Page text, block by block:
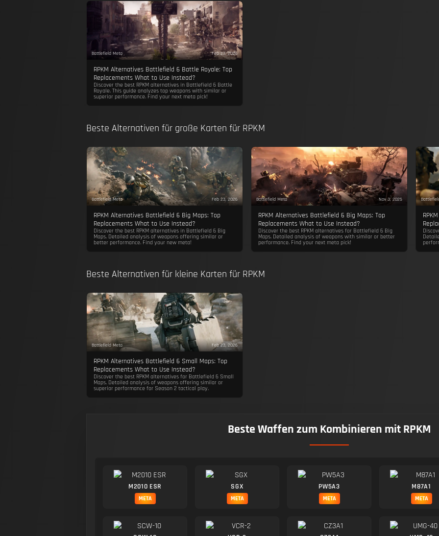
Battlefield Meta Feb 23, 2026
RPKM Alternatives Battlefield 6 Battle Royale: Top
Replacements What to Use Instead?
Discover the best RPKM alternatives in Battlefield 6 Battle
Royale. This guide analyzes top weapons with similar or
superior performance. Find your next meta pick!
Beste Alternativen für große Karten für RPKM
Battlefield Meta Feb 23, 2026
RPKM Alternatives Battlefield 6 Big Maps: Top
Replacements What to Use Instead?
Discover the best RPKM alternatives in Battlefield 6 Big
Maps. Detailed analysis of weapons offering similar or
better performance. Find your new meta!
Battlefield Meta Nov 3, 2025
RPKM Alternatives Battlefield 6 Big Maps: Top
Replacements What to Use Instead?
Discover the best RPKM alternatives for Battlefield 6 Big
Maps. Detailed analysis of weapons with similar or better
performance. Find your next meta pick!
Beste Alternativen für kleine Karten für RPKM
Battlefield Meta Feb 23, 2026
RPKM Alternatives Battlefield 6 Small Maps: Top
Replacements What to Use Instead?
Discover the best RPKM alternatives for Battlefield 6 Small
Maps. Detailed analysis of weapons offering similar or
superior performance for Season 2 tactical play.
Beste Waffen zum Kombinieren mit RPKM
M2010 ESR
META
SGX
META
PW5A3
META
M87A1
META